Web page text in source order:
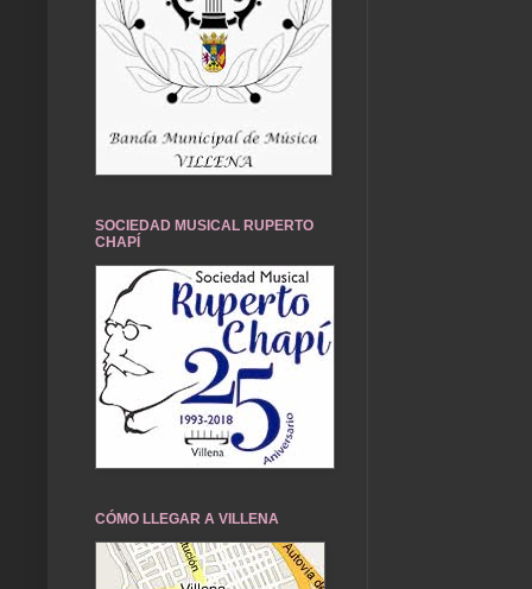
SOCIEDAD MUSICAL RUPERTO
CHAPÍ
CÓMO LLEGAR A VILLENA